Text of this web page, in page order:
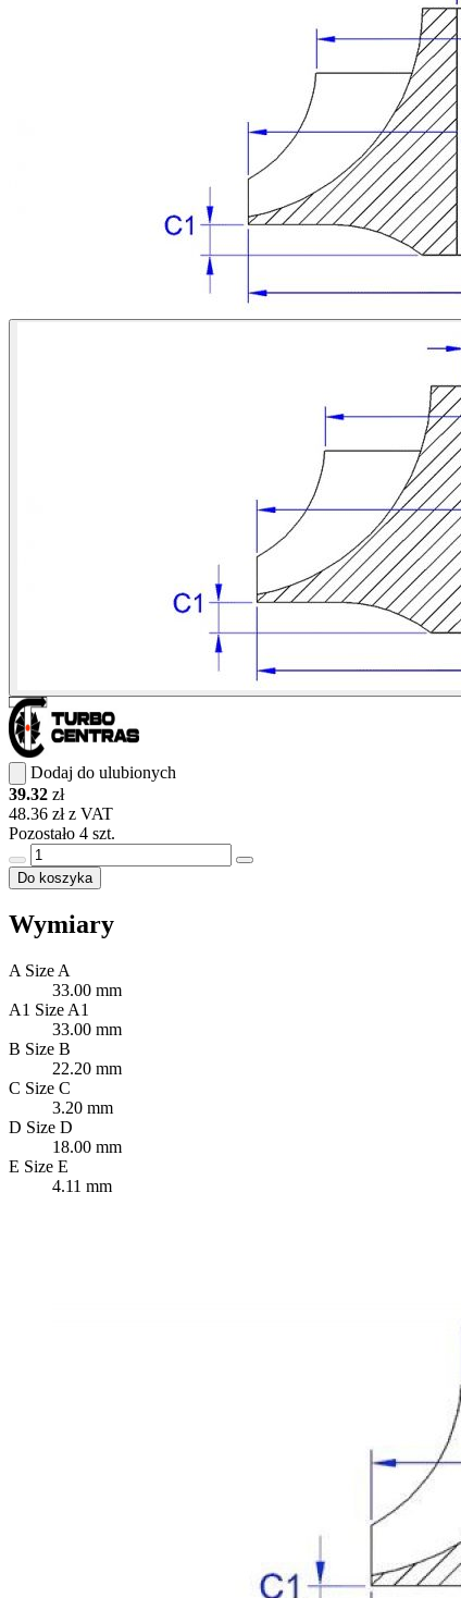
Dodaj do ulubionych
39.32 zł
48.36 zł z VAT
Pozostało 4 szt.
Do koszyka
Wymiary
A Size A
33.00 mm
A1 Size A1
33.00 mm
B Size B
22.20 mm
C Size C
3.20 mm
D Size D
18.00 mm
E Size E
4.11 mm